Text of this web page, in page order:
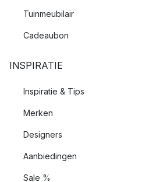
Tuinmeubilair
Cadeaubon
INSPIRATIE
Inspiratie & Tips
Merken
Designers
Aanbiedingen
Sale %